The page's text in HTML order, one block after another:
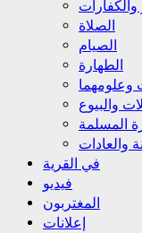
والكفارات
الصلاة
الصيام
الطهارة
وعلومهما
والبيوع
المسلمة
والعادات
في القرية
فيديو
المغتربون
إعلانات